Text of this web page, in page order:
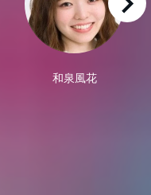
和泉風花
right